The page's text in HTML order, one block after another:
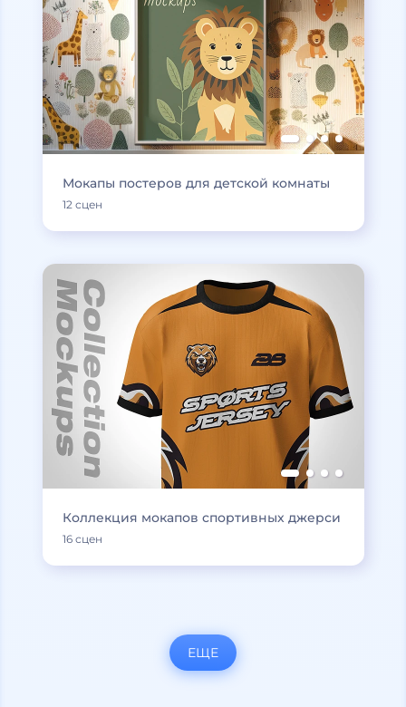
Мокапы постеров для детской комнаты
12 сцен
Коллекция мокапов спортивных джерси
16 сцен
ЕЩЕ